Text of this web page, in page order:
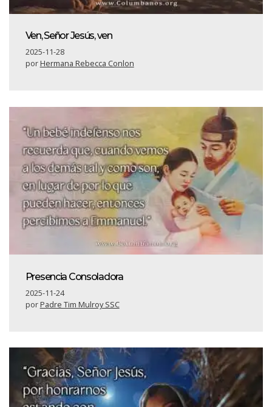
Ven, Señor Jesús, ven
2025-11-28
porHermana Rebecca Conlon
Presencia Consoladora
2025-11-24
porPadre Tim Mulroy SSC